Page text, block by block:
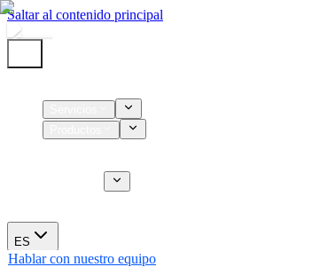
Saltar al contenido principal
ES
Hablar con nuestro equipo